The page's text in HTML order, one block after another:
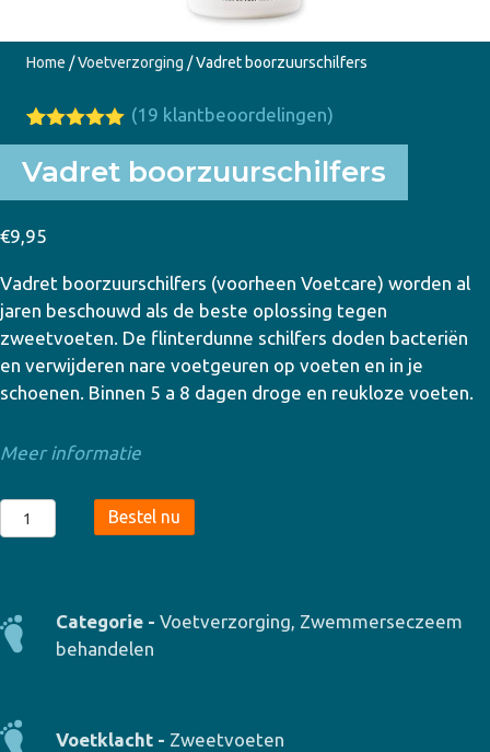
Home /Voetverzorging / Vadret boorzuurschilfers
Gewaardeer
d
5.00
5
gebaseerd
19
waarderinge
(19 klantbeoordelingen)
Vadret boorzuurschilfers
€9,95
Vadret boorzuurschilfers (voorheen Voetcare) worden al
jaren beschouwd als de beste oplossing tegen
zweetvoeten. De flinterdunne schilfers doden bacteriën
en verwijderen nare voetgeuren op voeten en in je
schoenen. Binnen 5 a 8 dagen droge en reukloze voeten.
Meer informatie
Vadret
boorzuurschilfers
Bestel nu
Categorie - Voetverzorging, Zwemmerseczeem
behandelen
Voetklacht - Zweetvoeten